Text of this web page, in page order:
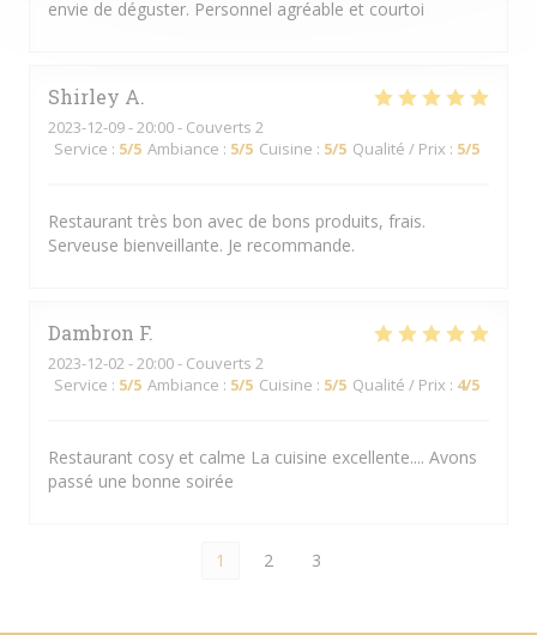
envie de déguster. Personnel agréable et courtoi
Shirley A
2023-12-09- 20:00 - Couverts 2
Service : 5/5 Ambiance : 5/5 Cuisine : 5/5 Qualité / Prix : 5/5
Restaurant très bon avec de bons produits, frais.
Serveuse bienveillante. Je recommande.
Dambron F
2023-12-02 - 20:00 - Couverts 2
Service : 5/5 Ambiance : 5/5 Cuisine : 5/5 Qualité / Prix : 4/5
Restaurant cosy et calme La cuisine excellente.... Avons
passé une bonne soirée
1 2 3